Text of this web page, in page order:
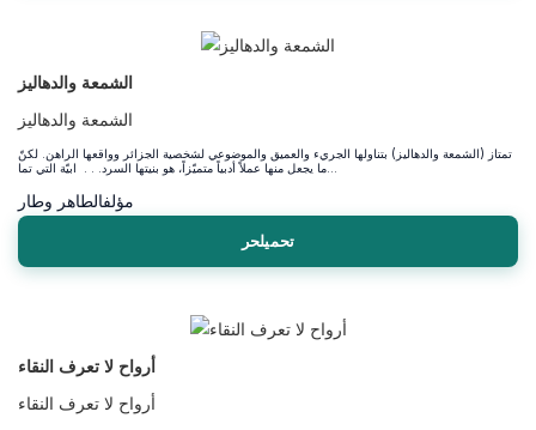
الشمعة والدهاليز
الشمعة والدهاليز
تمتاز (الشمعة والدهاليز) بتناولها الجريء والعميق والموضوعي لشخصية الجزائر وواقعها الراهن. لكنّ
مؤلفالطاهر وطار
تحميلحر
أرواح لا تعرف النقاء
أرواح لا تعرف النقاء